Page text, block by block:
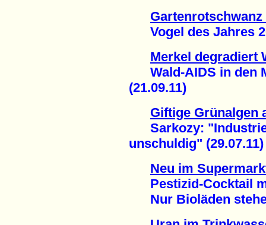
Vogel des Jahres
Merkel degradiert
Wald-AIDS in den
(21.09.11)
Giftige Grünalgen
Sarkozy:
unschuldig" (29.07.11)
Neu im
Pestizid-Cocktail
Nur Bioläden